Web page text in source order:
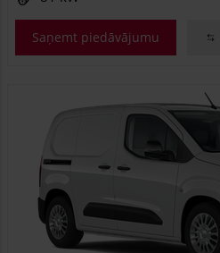
Saņemt piedāvājumu